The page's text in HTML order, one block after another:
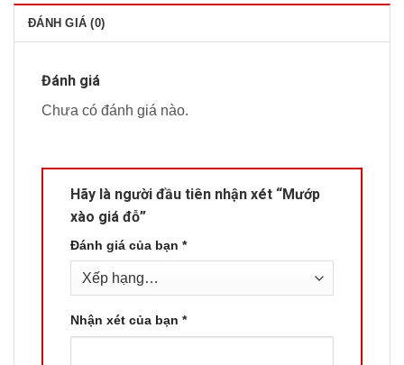
ĐÁNH GIÁ (0)
Đánh giá
Chưa có đánh giá nào.
Hãy là người đầu tiên nhận xét “Mướp
xào giá đỗ”
Đánh giá của bạn *
Nhận xét của bạn *